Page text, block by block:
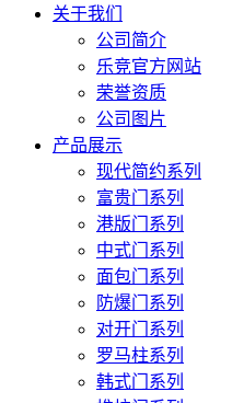
关于我们
公司简介
乐竞官方网站
荣誉资质
公司图片
产品展示
现代简约系列
富贵门系列
港版门系列
中式门系列
面包门系列
防爆门系列
对开门系列
罗马柱系列
韩式门系列